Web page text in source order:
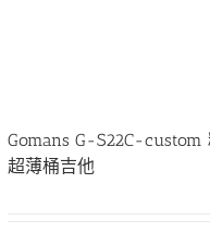
Gomans G-S22C-custom
超薄桶吉他